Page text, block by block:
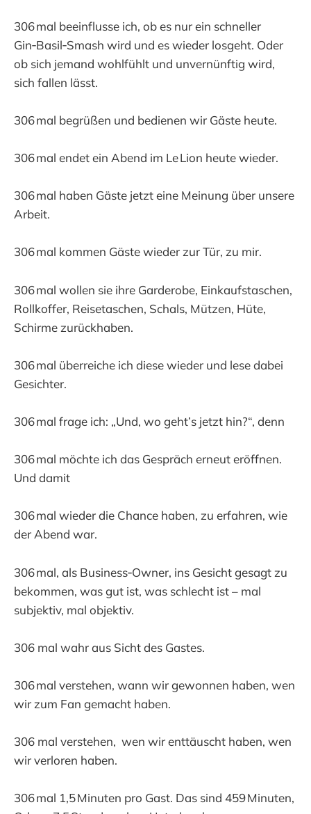
306 mal beeinflusse ich, ob es nur ein schneller
Gin‑Basil‑Smash wird und es wieder losgeht. Oder
ob sich jemand wohlfühlt und unvernünftig wird,
sich fallen lässt.
306 mal begrüßen und bedienen wir Gäste heute.
306 mal endet ein Abend im Le Lion heute wieder.
306 mal haben Gäste jetzt eine Meinung über unsere
Arbeit.
306 mal kommen Gäste wieder zur Tür, zu mir.
306 mal wollen sie ihre Garderobe, Einkaufstaschen,
Rollkoffer, Reisetaschen, Schals, Mützen, Hüte,
Schirme zurückhaben.
306 mal überreiche ich diese wieder und lese dabei
Gesichter.
306 mal frage ich: „Und, wo geht’s jetzt hin?“, denn
306 mal möchte ich das Gespräch erneut eröffnen.
Und damit
306 mal wieder die Chance haben, zu erfahren, wie
der Abend war.
306 mal, als Business‑Owner, ins Gesicht gesagt zu
bekommen, was gut ist, was schlecht ist – mal
subjektiv, mal objektiv.
306 mal wahr aus Sicht des Gastes.
306 mal verstehen, wann wir gewonnen haben, wen
wir zum Fan gemacht haben.
306 mal verstehen, wen wir enttäuscht haben, wen
wir verloren haben.
306 mal 1,5 Minuten pro Gast. Das sind 459 Minuten,